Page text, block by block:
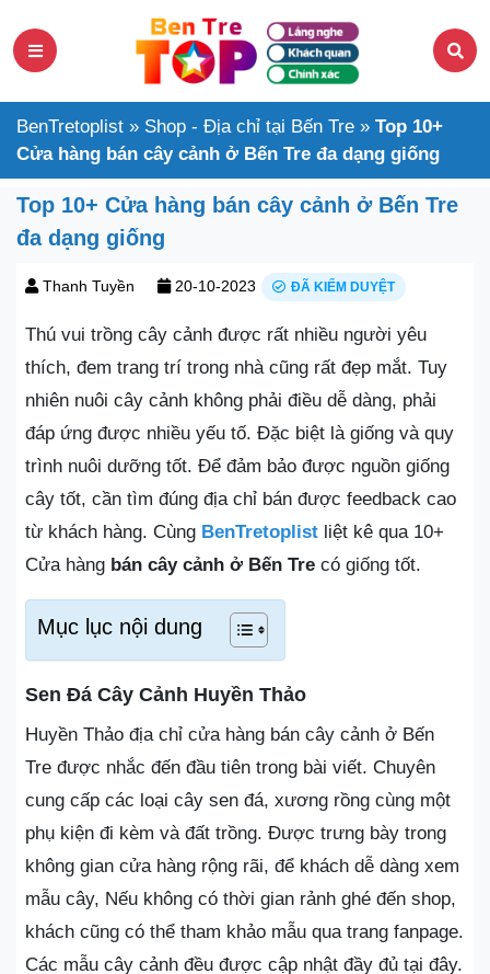
BenTretoplist » Shop - Địa chỉ tại Bến Tre » Top 10+
Cửa hàng bán cây cảnh ở Bến Tre đa dạng giống
Top 10+ Cửa hàng bán cây cảnh ở Bến Tre
đa dạng giống
Thanh Tuyền 20-10-2023 ĐÃ KIỂM DUYỆT
Thú vui trồng cây cảnh được rất nhiều người yêu
thích, đem trang trí trong nhà cũng rất đẹp mắt. Tuy
nhiên nuôi cây cảnh không phải điều dễ dàng, phải
đáp ứng được nhiều yếu tố. Đặc biệt là giống và quy
trình nuôi dưỡng tốt. Để đảm bảo được nguồn giống
cây tốt, cần tìm đúng địa chỉ bán được feedback cao
từ khách hàng. Cùng BenTretoplist liệt kê qua 10+
Cửa hàng bán cây cảnh ở Bến Tre có giống tốt.
Mục lục nội dung
Sen Đá Cây Cảnh Huyền Thảo
Huyền Thảo địa chỉ cửa hàng bán cây cảnh ở Bến
Tre được nhắc đến đầu tiên trong bài viết. Chuyên
cung cấp các loại cây sen đá, xương rồng cùng một
phụ kiện đi kèm và đất trồng. Được trưng bày trong
không gian cửa hàng rộng rãi, để khách dễ dàng xem
mẫu cây, Nếu không có thời gian rảnh ghé đến shop,
khách cũng có thể tham khảo mẫu qua trang fanpage.
Các mẫu cây cảnh đều được cập nhật đầy đủ tại đây.